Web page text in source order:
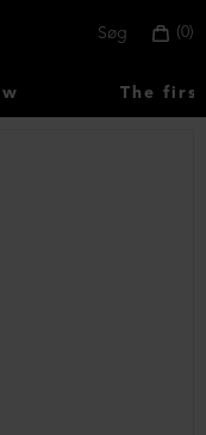
0
Søg
The first